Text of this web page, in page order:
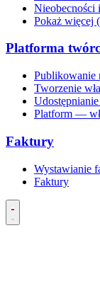
Nieobecności
Pokaż więcej
Platforma
Publikowanie
Tworzenie
Platform —
Faktury
Wystawianie
Faktury